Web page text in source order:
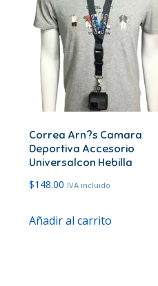
Correa Arn?s Camara
Deportiva Accesorio
Universalcon Hebilla
$148.00 IVA incluido
Añadir al carrito